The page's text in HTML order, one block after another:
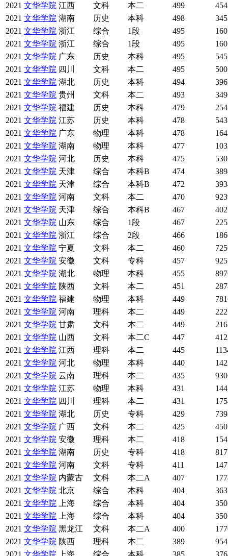
2021 文华学院 江西 文科 本二 499
2021 文华学院 湖南 历史 本科 498
2021 文华学院 浙江 综合 1段 495
2021 文华学院 浙江 综合 1段 495
2021 文华学院 广东 历史 本科 495
2021 文华学院 四川 文科 本二 495
2021 文华学院 湖北 历史 本科 494
2021 文华学院 贵州 文科 本二 493
2021 文华学院 福建 历史 本科 479
2021 文华学院 江苏 历史 本科 478
2021 文华学院 广东 物理 本科 478
2021 文华学院 湖南 物理 本科 477
2021 文华学院 河北 历史 本科 475
2021 文华学院 天津 综合 本科B 474
2021 文华学院 天津 综合 本科B 472
2021 文华学院 河南 文科 本二 470
2021 文华学院 天津 综合 本科B 467
2021 文华学院 山东 综合 1段 467
2021 文华学院 浙江 综合 2段 466
2021 文华学院 宁夏 文科 本二 460
2021 文华学院 安徽 文科 专科 457
2021 文华学院 湖北 物理 本科 455
2021 文华学院 陕西 文科 本二 451
2021 文华学院 福建 物理 本科 449
2021 文华学院 河南 理科 本二 449
2021 文华学院 甘肃 文科 本二 449
2021 文华学院 山西 文科 本二C 447
2021 文华学院 江西 理科 本二 445
2021 文华学院 河北 物理 本科 440
2021 文华学院 云南 理科 本二 435
2021 文华学院 江苏 物理 本科 431
2021 文华学院 四川 理科 本二 431
2021 文华学院 湖北 历史 专科 429
2021 文华学院 广西 文科 本二 425
2021 文华学院 安徽 理科 本二 418
2021 文华学院 湖南 历史 专科 418
2021 文华学院 河南 文科 专科 411
2021 文华学院 内蒙古 文科 本二A 407
2021 文华学院 北京 综合 本科 404
2021 文华学院 上海 综合 本科 404
2021 文华学院 上海 综合 本科 404
2021 文华学院 黑龙江 文科 本二A 400
2021 文华学院 陕西 理科 本二 389
2021 文华学院 上海 综合 本科 385